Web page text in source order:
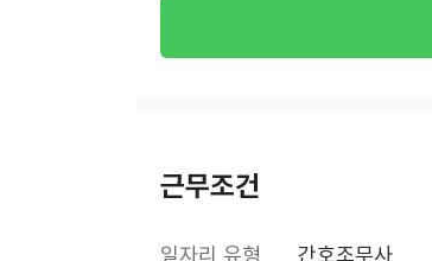
근무조건
일자리 유형 간호조무사